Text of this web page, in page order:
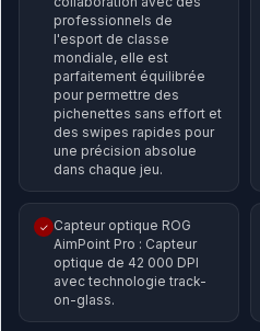
professionnels de
l'esport de classe
mondiale, elle est
parfaitement équilibrée
pour permettre des
pichenettes sans effort et
des swipes rapides pour
une précision absolue
dans chaque jeu.
✓ Capteur optique ROG
AimPoint Pro : Capteur
optique de 42 000 DPI
avec technologie track-
on-glass.